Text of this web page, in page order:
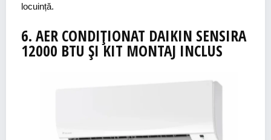
locuință.
6. AER CONDIȚIONAT DAIKIN SENSIRA
12000 BTU ȘI KIT MONTAJ INCLUS